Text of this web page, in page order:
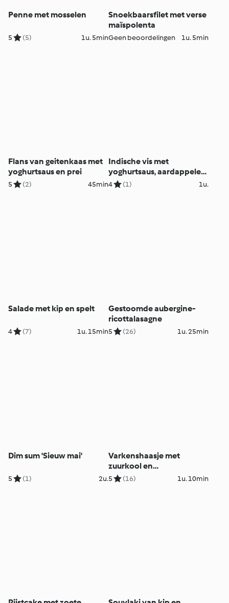
Penne met mosselen
5 (5) 1u. 5min
Snoekbaarsfilet met verse
maïspolenta
Geen beoordelingen 1u. 5min
Flans van geitenkaas met
yoghurtsaus en prei
5 (2) 45min
Indische vis met
yoghurtsaus, aardappelen
en groenten
4 (1) 1u.
Salade met kip en spelt
4 (7) 1u. 15min
Gestoomde aubergine-
ricottalasagne
5 (26) 1u. 25min
Dim sum 'Sieuw mai'
5 (1) 2u.
Varkenshaasje met
zuurkool en
aardappelpuree
5 (16) 1u. 10min